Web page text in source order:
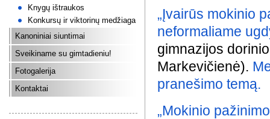
Knygų ištraukos
Konkursų ir viktorinų medžiaga
Kanoniniai siuntimai
Sveikiname su gimtadieniu!
Fotogalerija
Kontaktai
„Įvairūs mokinio
neformaliame
gimnazijos
Markevičienė).
pranešimo temą.
„Mokinio